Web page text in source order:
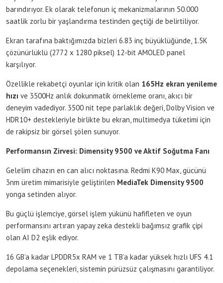
barındırıyor. Ek olarak telefonun iç mekanizmalarının 50.000
saatlik zorlu bir yaşlandırma testinden geçtiği de belirtiliyor.
Ekran tarafına baktığımızda bizleri 6.83 inç büyüklüğünde, 1.5K
çözünürlüklü (2772 x 1280 piksel) 12-bit AMOLED panel
karşılıyor.
Özellikle rekabetçi oyunlar için kritik olan 165Hz ekran yenileme
hızı ve 3500Hz anlık dokunmatik örnekleme oranı, akıcı bir
deneyim vadediyor. 3500 nit tepe parlaklık değeri, Dolby Vision ve
HDR10+ destekleriyle birlikte bu ekran, multimedya tüketimi için
de rakipsiz bir görsel şölen sunuyor.
Performansın Zirvesi: Dimensity 9500 ve Aktif Soğutma Fanı
Gelelim cihazın en can alıcı noktasına. Redmi K90 Max, gücünü
3nm üretim mimarisiyle geliştirilen MediaTek Dimensity 9500
yonga setinden alıyor.
Bu güçlü işlemciye, görsel işlem yükünü hafifleten ve oyun
performansını artıran yapay zeka destekli bağımsız grafik çipi
olan AI D2 eşlik ediyor.
16 GB’a kadar LPDDR5x RAM ve 1 TB’a kadar yüksek hızlı UFS 4.1
depolama seçenekleri, sistemin pürüzsüz çalışmasını garantiliyor.